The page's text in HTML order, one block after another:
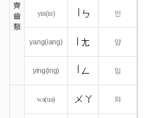
齊
齒
類
yin(in) 인
yang(iang) 양
ying(ing) 잉
wa(ua) 와